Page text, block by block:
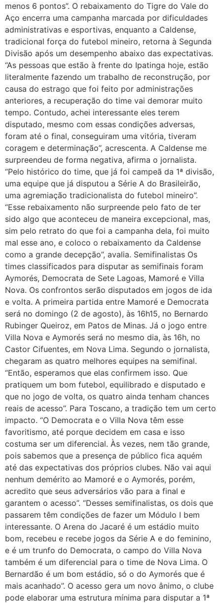
menos 6 pontos”. O rebaixamento do Tigre do Vale do
Aço encerra uma campanha marcada por dificuldades
administrativas e esportivas, enquanto a Caldense,
tradicional força do futebol mineiro, retorna à Segunda
Divisão após um desempenho abaixo das expectativas.
“As pessoas que estão à frente do Ipatinga hoje, estão
literalmente fazendo um trabalho de reconstrução, por
causa do estrago que foi feito por administrações
anteriores, a recuperação do time vai demorar muito
tempo. Contudo, achei interessante eles terem
disputado, mesmo com essas condições adversas,
foram até o final, conseguiram uma vitória, tiveram
coragem e determinação”, acrescenta. A Caldense me
surpreendeu de forma negativa, afirma o jornalista.
“Pelo histórico do time, que já foi campeã da 1ª divisão,
uma equipe que já disputou a Série A do Brasileirão,
uma agremiação tradicionalista do futebol mineiro”.
“Esse rebaixamento não surpreende pelo fato de ter
sido algo que aconteceu de maneira excepcional, mas,
sim pelo retrato do que foi a campanha dela, foi muito
mal esse ano, e coloco o rebaixamento da Caldense
como a grande decepção”, avalia. Semifinalistas Os
times classificados para disputar as semifinais foram
Aymorés, Democrata de Sete Lagoas, Mamoré e Villa
Nova. Os confrontos serão disputados em jogos de ida
e volta. A primeira partida entre Mamoré e Democrata
será no domingo (2 de agosto), às 16h15, no Bernardo
Rubinger Queiroz, em Patos de Minas. Já o jogo entre
Villa Nova e Aymorés será no mesmo dia, às 16h, no
Castor Cifuentes, em Nova Lima. Segundo o jornalista,
chegaram as quatro melhores equipes na semifinal.
“Então, esperamos que elas confirmem isso. Que
pratiquem um bom futebol, equilibrado e disputado e
que no jogo de volta, os quatro ainda tenham chances
reais de acesso”. Para Toscano, a tradição tem um certo
impacto. “O Democrata e o Villa Nova têm esse
favoritismo, até porque decidem em casa e isso
costuma ser um diferencial. Às vezes, nem tão grande,
pois sabemos que a presença de público fica aquém
até das expectativas dos próprios clubes. Não vai aqui
nenhum demérito ao Mamoré e o Aymorés, porém,
acredito que seus adversários vão para a final e
garantem o acesso”. “Desses semifinalistas, os dois que
passarem têm condições de fazer um Módulo I bem
interessante. O Arena do Jacaré é um estádio muito
bom, recebeu e recebe jogos da Série A e do feminino,
e é um trunfo do Democrata, o campo do Villa Nova
também é um diferencial para o time de Nova Lima. O
Bernardão é um bom estádio, só o do Aymorés que é
mais acanhado”. O acesso gera um novo ânimo, o clube
pode elaborar uma estrutura mínima para disputar a 1ª